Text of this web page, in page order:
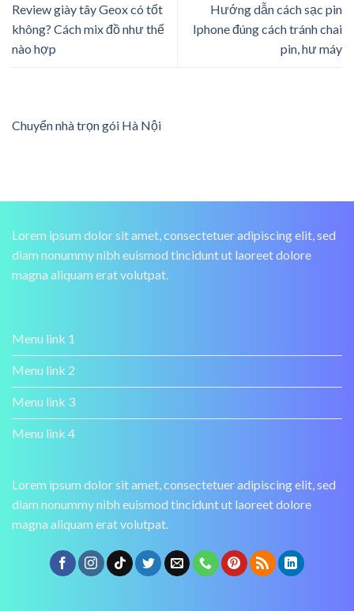
Review giày tây Geox có tốt
không? Cách mix đồ như thế
nào hợp
Hướng dẫn cách sạc pin
Iphone đúng cách tránh chai
pin, hư máy
Chuyển nhà trọn gói Hà Nội
Lorem ipsum dolor sit amet, consectetuer adipiscing elit, sed
diam nonummy nibh euismod tincidunt ut laoreet dolore
magna aliquam erat volutpat.
Menu link 1
Menu link 2
Menu link 3
Menu link 4
Lorem ipsum dolor sit amet, consectetuer adipiscing elit, sed
diam nonummy nibh euismod tincidunt ut laoreet dolore
magna aliquam erat volutpat.